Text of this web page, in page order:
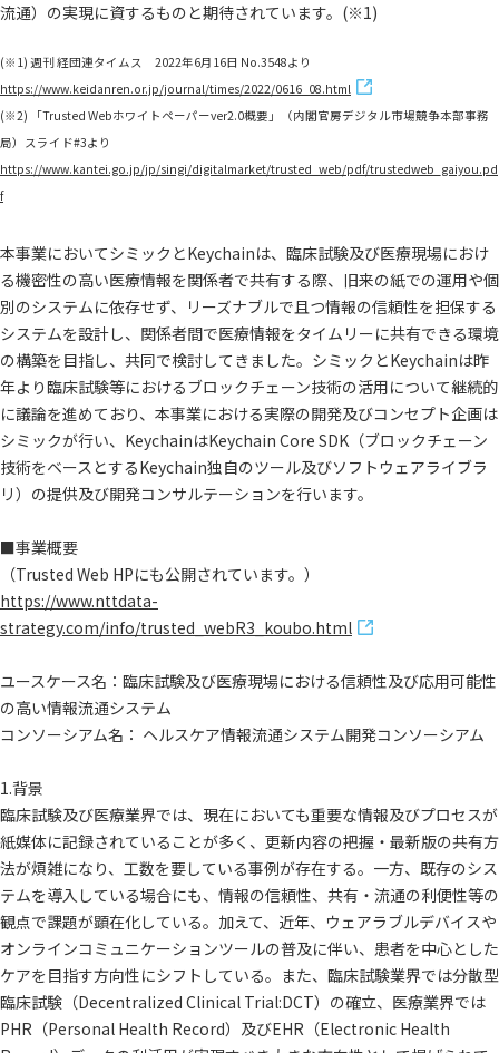
流通）の実現に資するものと期待されています。(※1)
(※1) 週刊 経団連タイムス 2022年6月16日 No.3548より
https://www.keidanren.or.jp/journal/times/2022/0616_08.html
(※2) 「Trusted Webホワイトペーパーver2.0概要」（内閣官房デジタル市場競争本部事務
局）スライド#3より
https://www.kantei.go.jp/jp/singi/digitalmarket/trusted_web/pdf/trustedweb_gaiyou.pd
f
本事業においてシミックとKeychainは、臨床試験及び医療現場におけ
る機密性の高い医療情報を関係者で共有する際、旧来の紙での運用や個
別のシステムに依存せず、リーズナブルで且つ情報の信頼性を担保する
システムを設計し、関係者間で医療情報をタイムリーに共有できる環境
の構築を目指し、共同で検討してきました。シミックとKeychainは昨
年より臨床試験等におけるブロックチェーン技術の活用について継続的
に議論を進めており、本事業における実際の開発及びコンセプト企画は
シミックが行い、KeychainはKeychain Core SDK（ブロックチェーン
技術をベースとするKeychain独自のツール及びソフトウェアライブラ
リ）の提供及び開発コンサルテーションを行います。
■事業概要
（Trusted Web HPにも公開されています。）
https://www.nttdata-
strategy.com/info/trusted_webR3_koubo.html
ユースケース名：臨床試験及び医療現場における信頼性及び応用可能性
の高い情報流通システム
コンソーシアム名： ヘルスケア情報流通システム開発コンソーシアム
1.背景
臨床試験及び医療業界では、現在においても重要な情報及びプロセスが
紙媒体に記録されていることが多く、更新内容の把握・最新版の共有方
法が煩雑になり、工数を要している事例が存在する。一方、既存のシス
テムを導入している場合にも、情報の信頼性、共有・流通の利便性等の
観点で課題が顕在化している。加えて、近年、ウェアラブルデバイスや
オンラインコミュニケーションツールの普及に伴い、患者を中心とした
ケアを目指す方向性にシフトしている。また、臨床試験業界では分散型
臨床試験（Decentralized Clinical Trial:DCT）の確立、医療業界では
PHR（Personal Health Record）及びEHR（Electronic Health